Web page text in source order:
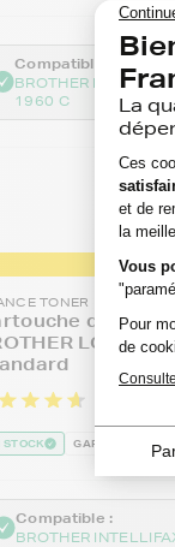
Compatible :
BROTHER
1960 C
TONER
d'encre
LC-
STOCK GARANTIE 2 ANS
Compatible :
BROTHER